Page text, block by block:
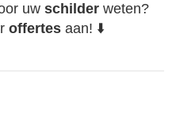
uw schilder weten?
offertes aan! ⬇️